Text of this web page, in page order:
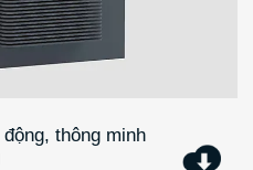
thông minh